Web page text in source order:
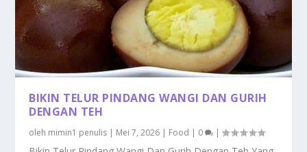
BIKIN TELUR PINDANG WANGI DAN GURIH
DENGAN TEH
oleh mimin1 penulis | Mei 7, 2026 | Food | 0 |